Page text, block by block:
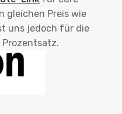
gleichen Preis wie
uns jedoch für die